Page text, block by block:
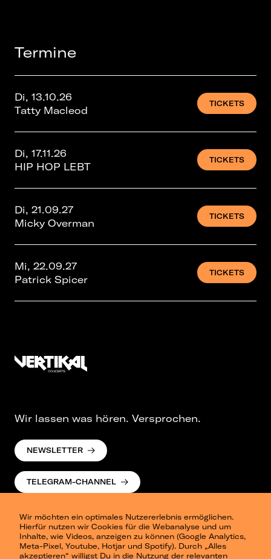
Termine
Di, 13.10.26
Tatty Macleod
TICKETS
Di, 17.11.26
HIP HOP LEBT
TICKETS
Di, 21.09.27
Micky Overman
TICKETS
Mi, 22.09.27
Patrick Spicer
TICKETS
Wir möchten ein optimales Nutzererlebnis ermöglichen.
Hierfür nutzen wir Cookies für die Webanalyse und um
Inhalte, wie Videos, anzeigen zu können (Google Analytics,
Meta-Pixel, Youtube, Hotjar und Spotify). Durch „Alles
akzeptieren“ willigst Du in die Nutzung der relevanten
Wir lassen was hören. Versprochen.
NEWSLETTER
TELEGRAM-CHANNEL